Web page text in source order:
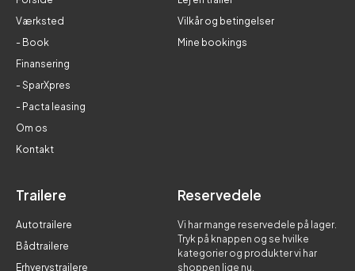
Værksted
- Book
Finansering
- SparXpres
- Pacta leasing
Om os
Kontakt
Vilkår og betingelser
Mine bookings
Trailere
Autotrailere
Bådtrailere
Erhvervstrailere
Reservedele
Vi har mange reservedele på lager.
Tryk på knappen og se hvilke
kategorier og produkter vi har
shoppen lige nu.